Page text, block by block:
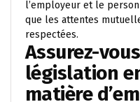
l’employeur et le
que les attentes
respectées.
Assurez-
législation
matière